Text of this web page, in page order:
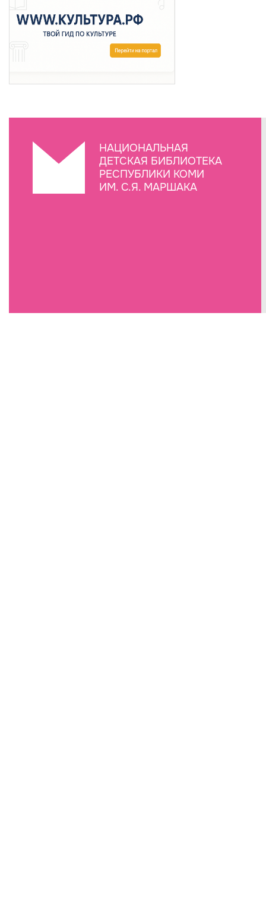
НАЦИОНАЛЬНАЯ
ДЕТСКАЯ БИБЛИОТЕКА
РЕСПУБЛИКИ КОМИ
ИМ. С.Я. МАРШАКА